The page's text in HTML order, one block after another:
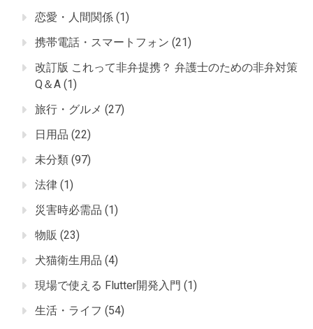
恋愛・人間関係 (1)
携帯電話・スマートフォン (21)
改訂版 これって非弁提携？ 弁護士のための非弁対策
Q＆A (1)
旅行・グルメ (27)
日用品 (22)
未分類 (97)
法律 (1)
災害時必需品 (1)
物販 (23)
犬猫衛生用品 (4)
現場で使える Flutter開発入門 (1)
生活・ライフ (54)